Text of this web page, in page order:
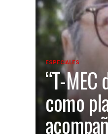
ESPECIALES
“T-
como